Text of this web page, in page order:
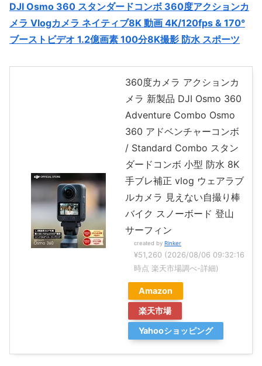
DJI Osmo 360 スタンダードコンボ 360度アクションカ
メラ Vlogカメラ ネイティブ8K 動画 4K/120fps & 170°
ブーストビデオ 1.2億画素 100分8K撮影 防水 スポーツ
360度カメラ アクションカ
メラ 新製品 DJI Osmo 360
Adventure Combo Osmo
360 アドベンチャーコンボ
/ Standard Combo スタン
ダードコンボ 小型 防水 8K
手ブレ補正 vlog ウェアラブ
ルカメラ 見えない自撮り棒
バイク スノーボード 登山
サーフィン
created by Rinker
¥51,260 (2026/08/06 09:32:16
時点 楽天市場調べ-詳細)
Amazon
楽天市場
Yahooショッピング